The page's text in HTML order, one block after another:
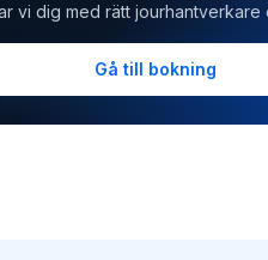
vi dig med rätt
Gå till bokning